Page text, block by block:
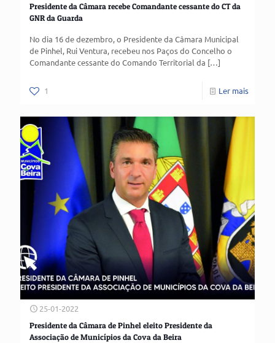
Presidente da Câmara recebe Comandante cessante do CT da
GNR da Guarda
No dia 16 de dezembro, o Presidente da Câmara Municipal
de Pinhel, Rui Ventura, recebeu nos Paços do Concelho o
Comandante cessante do Comando Territorial da […]
1 Ler mais
25-01-2022
Presidente da Câmara de Pinhel eleito Presidente da
Associação de Municípios da Cova da Beira